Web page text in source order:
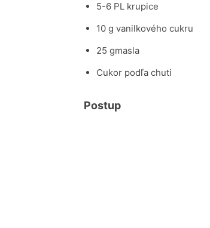
5-6 PL krupice
10 g vanilkového cukru
25 gmasla
Cukor podľa chuti
Postup